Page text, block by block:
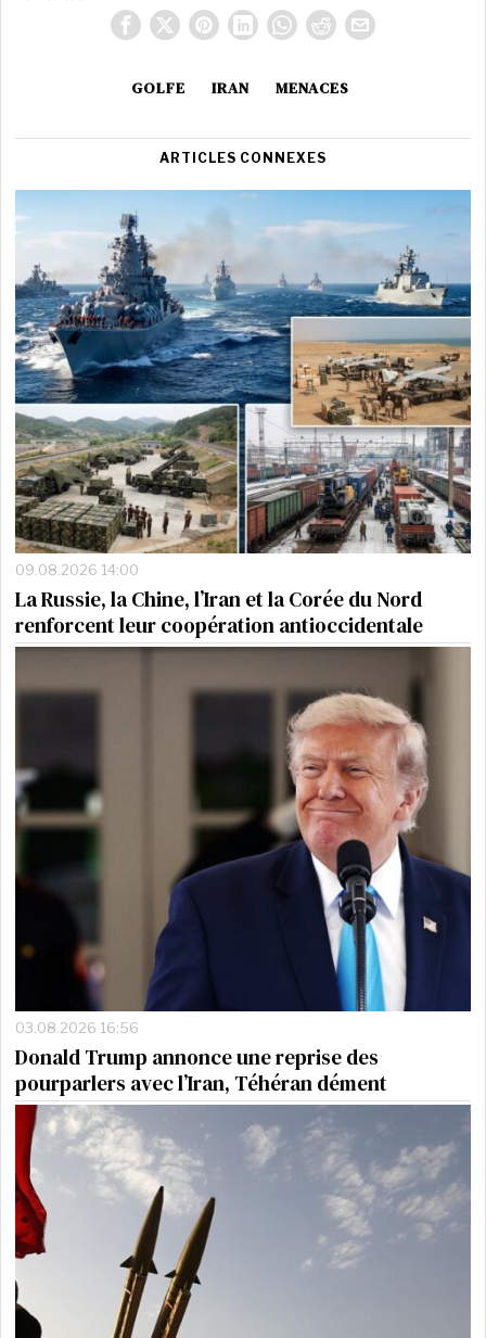
GOLFE IRAN MENACES
ARTICLES CONNEXES
09.08.2026 14:00
La Russie, la Chine, l’Iran et la Corée du Nord
renforcent leur coopération antioccidentale
03.08.2026 16:56
Donald Trump annonce une reprise des
pourparlers avec l’Iran, Téhéran dément